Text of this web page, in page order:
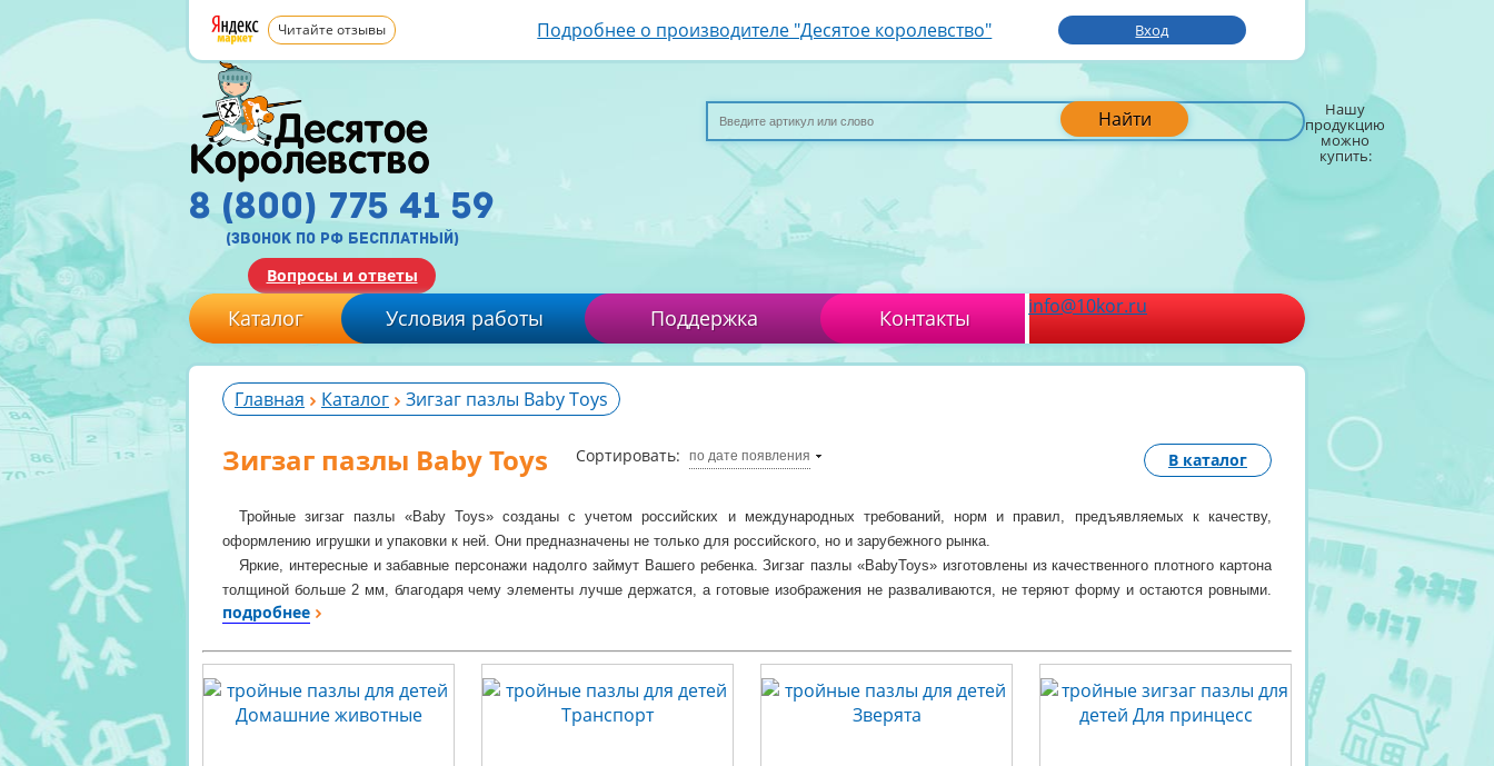
Читайте отзывы Подробнее о производителе "Десятое королевство" Вход
Найти Нашу
продукцию
можно
купить:
8 (800) 775 41 59
(звонок по рф бесплатный)
Вопросы и ответы
Каталог Условия работы Поддержка Контакты info@10kor.ru
Главная Каталог Зигзаг пазлы Baby Toys
Зигзаг пазлы Baby Toys Сортировать: по дате появления В каталог
Тройные зигзаг пазлы «Baby Toys» созданы с учетом российских и международных требований, норм и правил, предъявляемых к качеству,
оформлению игрушки и упаковки к ней. Они предназначены не только для российского, но и зарубежного рынка.
Яркие, интересные и забавные персонажи надолго займут Вашего ребенка. Зигзаг пазлы «BabyToys» изготовлены из качественного плотного картона
толщиной больше 2 мм, благодаря чему элементы лучше держатся, а готовые изображения не разваливаются, не теряют форму и остаются ровными.
Лицевая сторона элементов защищена слоем специального экологически чистого покрытия, который препятствует быстрому истиранию и выцветанию
Собирая зигзаг пазлы, сначала с Вашей помощью, а затем и самостоятельно, ребенок научится соотносить отдельные элементы с целым
изображением, подбирать фрагменты по форме. Игра разовьет усидчивость, наблюдательность и зрительное восприятие. Манипулируя отдельными
элементами пазла, ребенок непроизвольно совершенствует мелкую моторику рук.
подробнее